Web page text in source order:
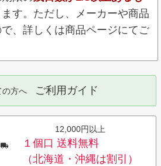
す。ただし、メーカーや商品
、詳しくは商品ページにてご
の方へ ご利用ガイド
12,000円以上
１個口 送料無料
（北海道・沖縄は割引）